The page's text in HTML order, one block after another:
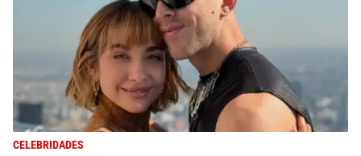
CELEBRIDADES